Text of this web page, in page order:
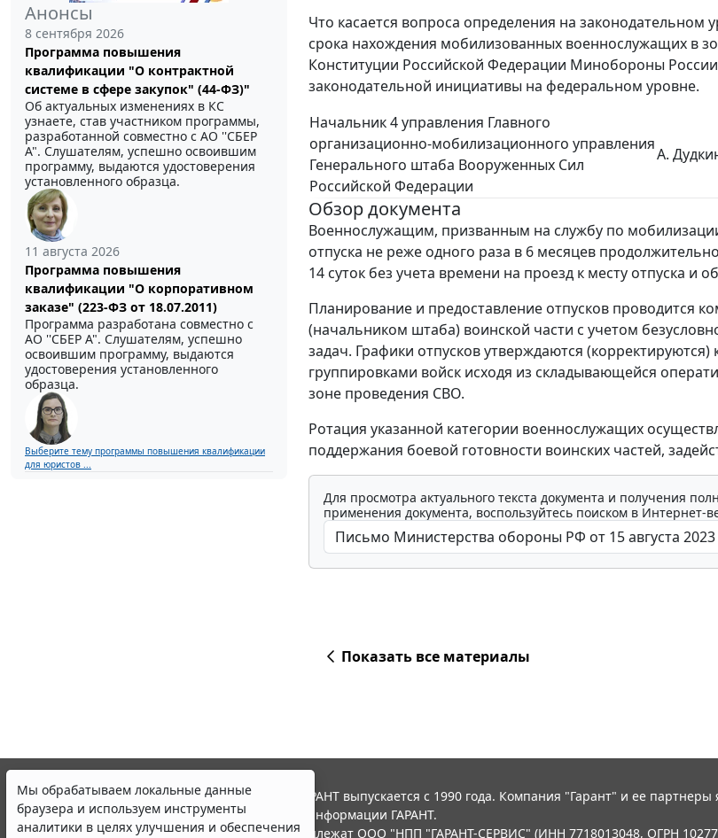
Анонсы
8 сентября 2026
Программа повышения
квалификации "О контрактной
системе в сфере закупок" (44-ФЗ)"
Об актуальных изменениях в КС
узнаете, став участником программы,
разработанной совместно с АО ''СБЕР
А". Слушателям, успешно освоившим
программу, выдаются удостоверения
установленного образца.
11 августа 2026
Программа повышения
квалификации "О корпоративном
заказе" (223-ФЗ от 18.07.2011)
Программа разработана совместно с
АО ''СБЕР А". Слушателям, успешно
освоившим программу, выдаются
удостоверения установленного
образца.
Выберите тему программы повышения квалификации
для юристов ...
Что касается вопроса определения на
срока нахождения мобилизованных военнослужащих в
Конституции Российской Федерации Минобороны
законодательной инициативы на федеральном уровне.
Начальник 4 управления Главного
организационно-мобилизационного управления
Генерального штаба Вооруженных Сил
Российской Федерации
А.
Обзор документа
Военнослужащим, призванным на службу по
отпуска не реже одного раза в 6 месяцев
14 суток без учета времени на проезд к месту отпуска и
Планирование и предоставление отпусков проводится
(начальником штаба) воинской части с учетом
задач. Графики отпусков утверждаются
группировками войск исходя из складывающейся
зоне проведения СВО.
Ротация указанной категории военнослужащих
поддержания боевой готовности воинских частей,
Для просмотра актуального текста документа и получения
применения документа, воспользуйтесь поиском в Интернет-
Показать все материалы
Мы обрабатываем локальные данные
браузера и используем инструменты
аналитики в целях улучшения и обеспечения
© ООО "НПП "ГАРАНТ-СЕРВИС", 2026. Система ГАРАНТ выпускается с 1990 года. Компания "Гарант" и ее партнеры
участниками Российской ассоциации правовой информации ГАРАНТ.
Все права на материалы сайта ГАРАНТ.РУ принадлежат ООО "НПП "ГАРАНТ-СЕРВИС" (ИНН 7718013048, ОГРН